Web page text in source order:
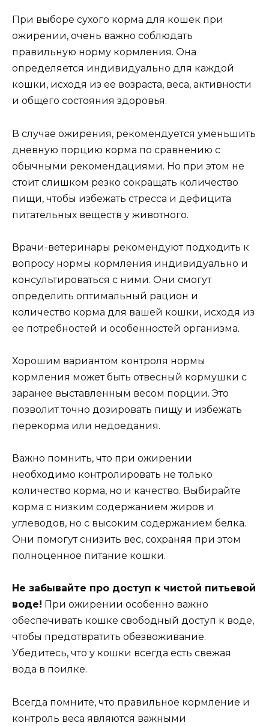
При выборе сухого корма для кошек при
ожирении, очень важно соблюдать
правильную норму кормления. Она
определяется индивидуально для каждой
кошки, исходя из ее возраста, веса, активности
и общего состояния здоровья.
В случае ожирения, рекомендуется уменьшить
дневную порцию корма по сравнению с
обычными рекомендациями. Но при этом не
стоит слишком резко сокращать количество
пищи, чтобы избежать стресса и дефицита
питательных веществ у животного.
Врачи-ветеринары рекомендуют подходить к
вопросу нормы кормления индивидуально и
консультироваться с ними. Они смогут
определить оптимальный рацион и
количество корма для вашей кошки, исходя из
ее потребностей и особенностей организма.
Хорошим вариантом контроля нормы
кормления может быть отвесный кормушки с
заранее выставленным весом порции. Это
позволит точно дозировать пищу и избежать
перекорма или недоедания.
Важно помнить, что при ожирении
необходимо контролировать не только
количество корма, но и качество. Выбирайте
корма с низким содержанием жиров и
углеводов, но с высоким содержанием белка.
Они помогут снизить вес, сохраняя при этом
полноценное питание кошки.
Не забывайте про доступ к чистой питьевой
воде! При ожирении особенно важно
обеспечивать кошке свободный доступ к воде,
чтобы предотвратить обезвоживание.
Убедитесь, что у кошки всегда есть свежая
вода в поилке.
Всегда помните, что правильное кормление и
контроль веса являются важными